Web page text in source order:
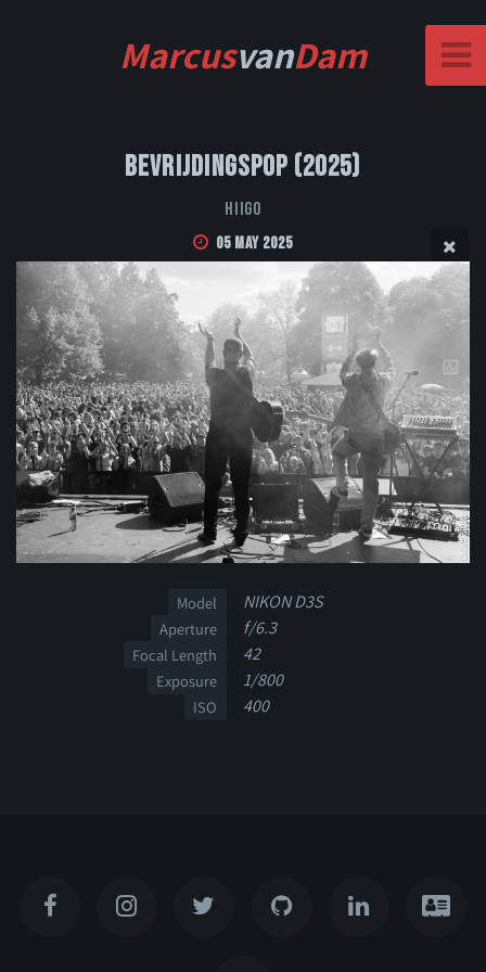
MarcusvanDam
Bevrijdingspop (2025)
Hiigo
05 May 2025
Model NIKON D3S
Aperture f/6.3
Focal Length 42
Exposure 1/800
ISO 400